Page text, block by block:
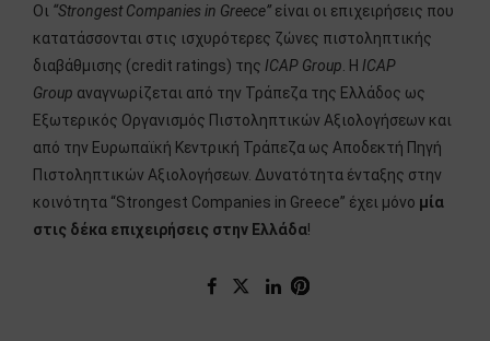
Οι “Strongest Companies in Greece” είναι οι επιχειρήσεις που
κατατάσσονται στις ισχυρότερες ζώνες πιστοληπτικής
διαβάθμισης (credit ratings) της ICAP Group . Η ICAP
Group αναγνωρίζεται από την Τράπεζα της Ελλάδος ως
Εξωτερικός Οργανισμός Πιστοληπτικών Αξιολογήσεων και
από την Ευρωπαϊκή Κεντρική Τράπεζα ως Αποδεκτή Πηγή
Πιστοληπτικών Αξιολογήσεων. Δυνατότητα ένταξης στην
κοινότητα “Strongest Companies in Greece” έχει μόνο μία
στις δέκα επιχειρήσεις στην Ελλάδα!